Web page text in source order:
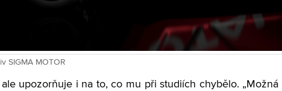
SIGMA MOTOR
upozorňuje i na to, co mu při studiích chybělo.